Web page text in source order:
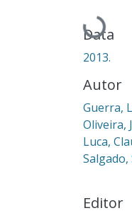
Data
2013.
Autor
Guerra,
Oliveira,
Luca,
Editor